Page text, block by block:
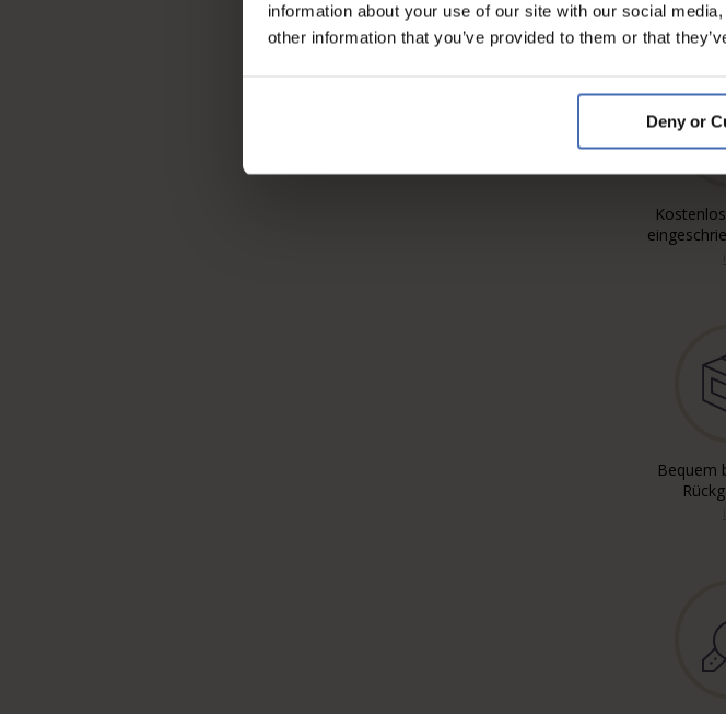
information about your use of our site with our social
other information that you’ve provided to them or that
Deny or
Bequem